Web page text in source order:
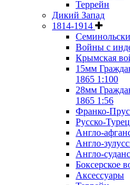
Террейн
Дикий Запад
1814-1914
Войны с
Крымская
15мм
1865 1:100
28мм
1865 1:56
Франко-
Русско-
Англо-
Англо-
Англо-
Боксерское
Аксессуары